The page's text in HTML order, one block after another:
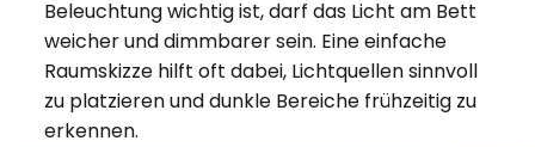
Beleuchtung wichtig ist, darf das Licht am Bett
weicher und dimmbarer sein. Eine einfache
Raumskizze hilft oft dabei, Lichtquellen sinnvoll
zu platzieren und dunkle Bereiche frühzeitig zu
erkennen.